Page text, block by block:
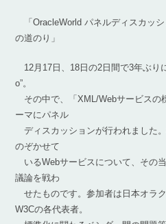
「OracleWorld パネルディスカッ
の道のり」
12月17日、18日の2日間で3年ぶり
o”。
その中で、「XML/Webサービスの
ーマにパネル
ディスカッションが行われました
のぞかせて
いるWebサービスについて、その
議論を戦わ
せたものです。参加者は日本オラ
W3Cの各代表者。